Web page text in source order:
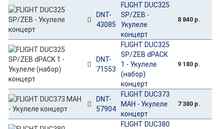
DNT-
43085
FLIGHT DUC325
SP/ZEB -
Укулеле
концерт
8 840 р.
DNT-
71553
FLIGHT DUC325
SP/ZEB dPACK
1 - Укулеле
(набор)
концерт
9 180 р.
DNT-
57904
FLIGHT DUC373
MAH - Укулеле
концерт
7 380 р.
FLIGHT DUC380